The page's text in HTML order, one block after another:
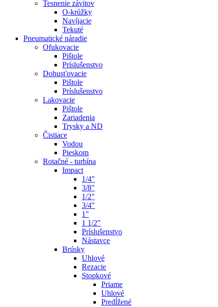
Tesnenie závitov
O-krúžky
Navíjacie
Tekuté
Pneumatické náradie
Ofukovacie
Pištole
Príslušenstvo
Dohusťovacie
Pištole
Príslušenstvo
Lakovacie
Pištole
Zariadenia
Trysky a ND
Čistiace
Vodou
Pieskom
Rotačné - turbína
Impact
1/4"
3/8"
1/2"
3/4"
1"
1 1/2"
Príslušenstvo
Nástavce
Brúsky
Uhlové
Rezacie
Stopkové
Priame
Uhlové
Predĺžené